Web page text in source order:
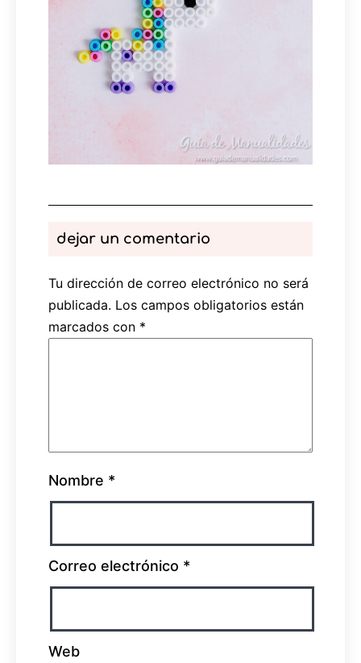
dejar un comentario
Tu dirección de correo electrónico no será
publicada. Los campos obligatorios están
marcados con *
Nombre *
Correo electrónico *
Web